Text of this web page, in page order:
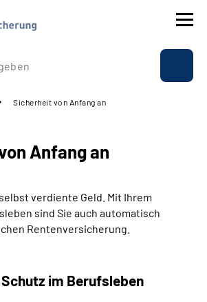
Sicherheit von Anfang an
Anfang an
verdiente Geld. Mit Ihrem
sind Sie auch automatisch
Rentenversicherung.
im Berufsleben